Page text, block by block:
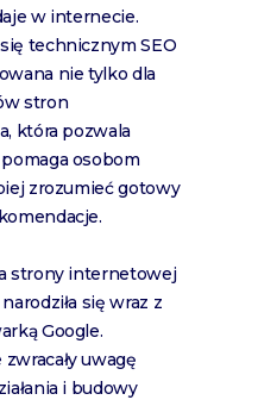
w internecie.
technicznym SEO
nie tylko dla
stron
która pozwala
osobom
zrozumieć gotowy
strony internetowej
się wraz z
Google.
uwagę
i budowy